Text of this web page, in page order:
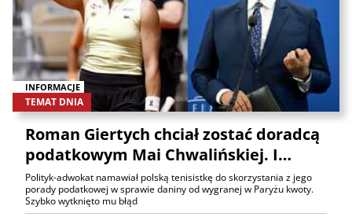
INFORMACJE
TEMAT DNIA
Roman Giertych chciał zostać doradcą
podatkowym Mai Chwalińskiej. I…
Polityk-adwokat namawiał polską tenisistkę do skorzystania z jego
porady podatkowej w sprawie daniny od wygranej w Paryżu kwoty.
Szybko wytknięto mu błąd